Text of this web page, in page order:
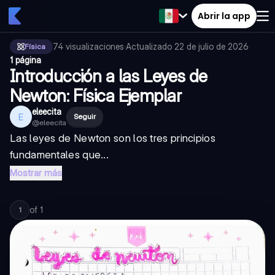
Abrir la app
Física 74 visualizaciones·Actualizado 22 de julio de 2026·
1 página
Introducción a las Leyes de
Newton: Física Ejemplar
E eleecita
@eleecita
Seguir
Las leyes de Newton son los tres principios
fundamentales que...
Mostrar más
1 of 1